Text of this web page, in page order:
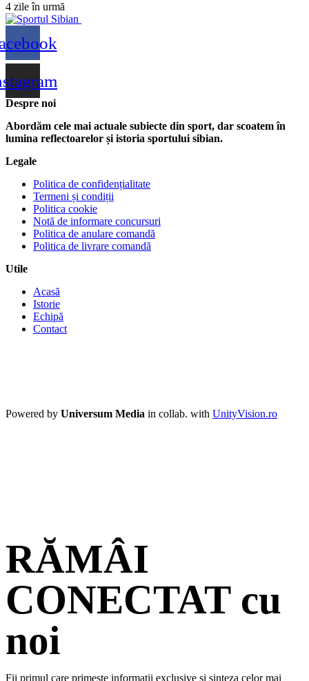
4 zile în urmă
Despre noi
Abordăm cele mai actuale subiecte din sport, dar scoatem în
lumina reflectoarelor și istoria sportului sibian.
Legale
Politica de confidențialitate
Termeni și condiții
Politica cookie
Notă de informare concursuri
Politica de anulare comandă
Politica de livrare comandă
Utile
Acasă
Istorie
Echipă
Contact
Powered by Universum Media in collab. with UnityVision.ro
RĂMÂI
CONECTAT cu
noi
Fii primul care primește informații exclusive și sinteza celor mai